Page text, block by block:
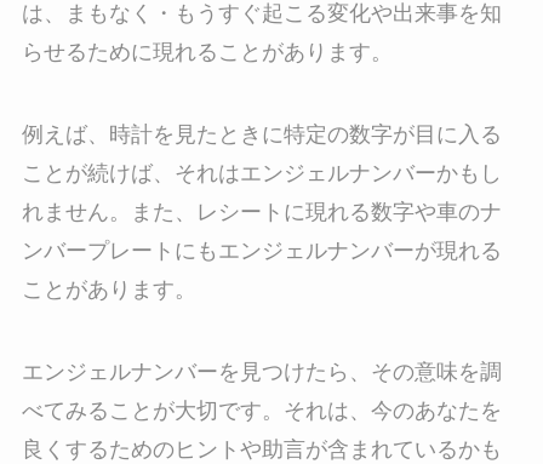
は、まもなく・もうすぐ起こる変化や出来事を知
らせるために現れることがあります。
例えば、時計を見たときに特定の数字が目に入る
ことが続けば、それはエンジェルナンバーかもし
れません。また、レシートに現れる数字や車のナ
ンバープレートにもエンジェルナンバーが現れる
ことがあります。
エンジェルナンバーを見つけたら、その意味を調
べてみることが大切です。それは、今のあなたを
良くするためのヒントや助言が含まれているかも